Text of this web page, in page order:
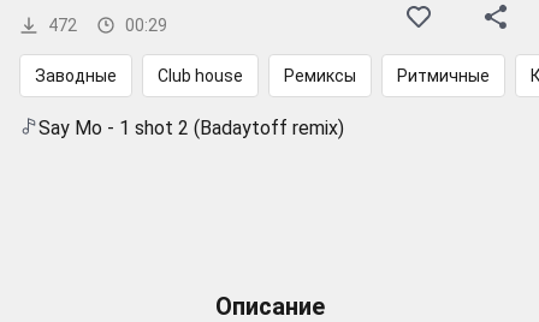
472 00:29
Заводные Club house Ремиксы Ритмичные
Say Mo - 1 shot 2 (Badaytoff remix)
Описание